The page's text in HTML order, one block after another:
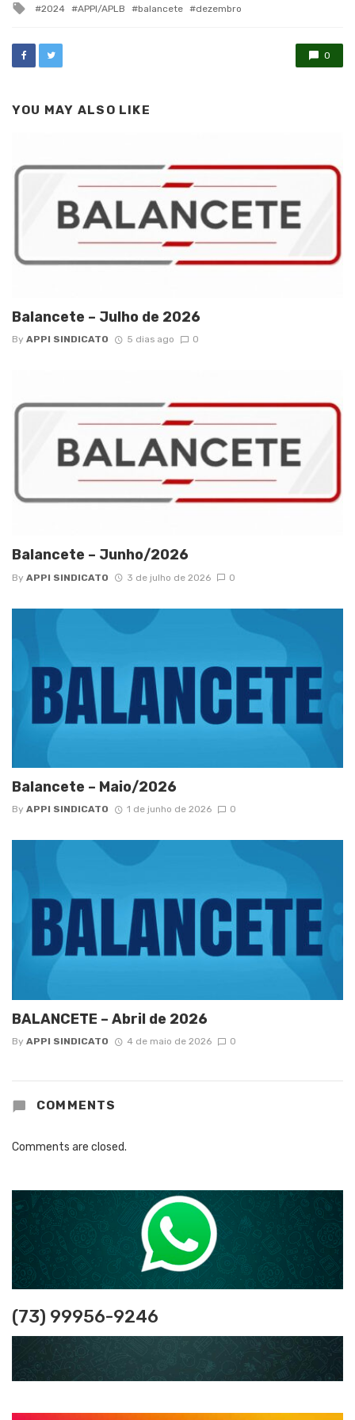
Tagged
2024 APPI/APLB balancete dezembro
0
YOU MAY ALSO LIKE
Balancete – Julho de 2026
By APPI SINDICATO 5 dias ago 0
Balancete – Junho/2026
By APPI SINDICATO 3 de julho de 2026 0
Balancete – Maio/2026
By APPI SINDICATO 1 de junho de 2026 0
BALANCETE – Abril de 2026
By APPI SINDICATO 4 de maio de 2026 0
COMMENTS
Comments are closed.
(73) 99956-9246